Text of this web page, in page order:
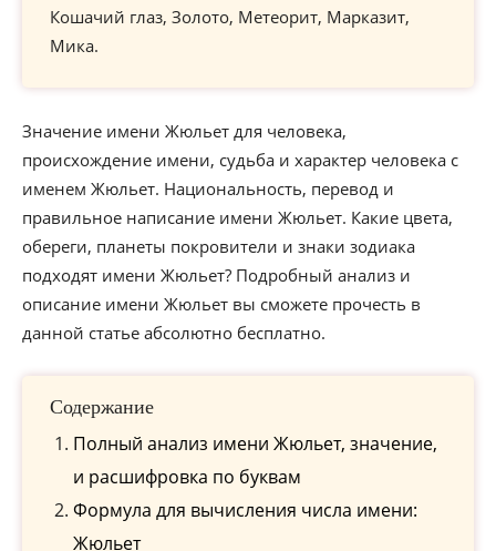
Кошачий глаз, Золото, Метеорит, Марказит,
Мика.
Значение имени Жюльет для человека,
происхождение имени, судьба и характер человека с
именем Жюльет. Национальность, перевод и
правильное написание имени Жюльет. Какие цвета,
обереги, планеты покровители и знаки зодиака
подходят имени Жюльет? Подробный анализ и
описание имени Жюльет вы сможете прочесть в
данной статье абсолютно бесплатно.
Содержание
Полный анализ имени Жюльет, значение,
и расшифровка по буквам
Формула для вычисления числа имени:
Жюльет